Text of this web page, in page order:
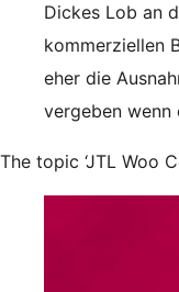
Dickes Lob an
kommerziellen
eher die
vergeben
The topic ‘JTL Woo